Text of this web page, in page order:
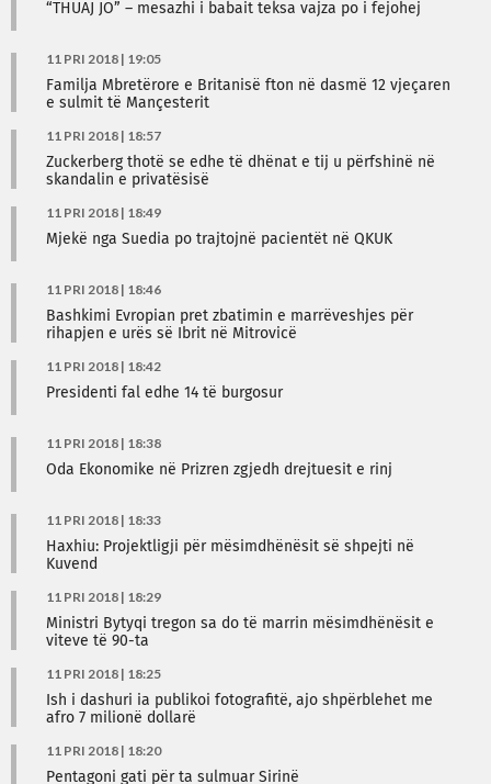
“THUAJ JO” – mesazhi i babait teksa vajza po i fejohej
11 PRI 2018 | 19:05
Familja Mbretërore e Britanisë fton në dasmë 12 vjeçaren
e sulmit të Mançesterit
11 PRI 2018 | 18:57
Zuckerberg thotë se edhe të dhënat e tij u përfshinë në
skandalin e privatësisë
11 PRI 2018 | 18:49
Mjekë nga Suedia po trajtojnë pacientët në QKUK
11 PRI 2018 | 18:46
Bashkimi Evropian pret zbatimin e marrëveshjes për
rihapjen e urës së Ibrit në Mitrovicë
11 PRI 2018 | 18:42
Presidenti fal edhe 14 të burgosur
11 PRI 2018 | 18:38
Oda Ekonomike në Prizren zgjedh drejtuesit e rinj
11 PRI 2018 | 18:33
Haxhiu: Projektligji për mësimdhënësit së shpejti në
Kuvend
11 PRI 2018 | 18:29
Ministri Bytyqi tregon sa do të marrin mësimdhënësit e
viteve të 90-ta
11 PRI 2018 | 18:25
Ish i dashuri ia publikoi fotografitë, ajo shpërblehet me
afro 7 milionë dollarë
11 PRI 2018 | 18:20
Pentagoni gati për ta sulmuar Sirinë